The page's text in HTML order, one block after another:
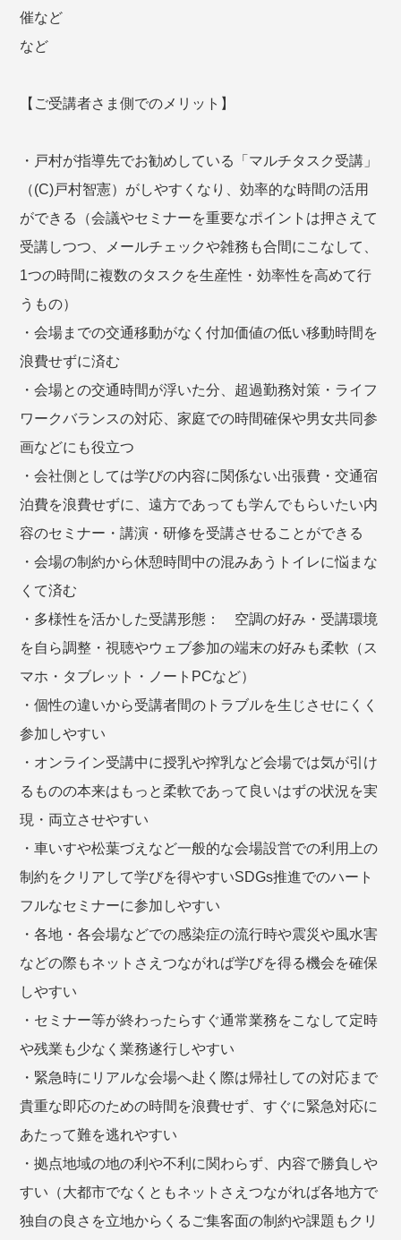
催など
など
【ご受講者さま側でのメリット】
・戸村が指導先でお勧めしている「マルチタスク受講」
（(C)戸村智憲）がしやすくなり、効率的な時間の活用
ができる（会議やセミナーを重要なポイントは押さえて
受講しつつ、メールチェックや雑務も合間にこなして、
1つの時間に複数のタスクを生産性・効率性を高めて行
うもの）
・会場までの交通移動がなく付加価値の低い移動時間を
浪費せずに済む
・会場との交通時間が浮いた分、超過勤務対策・ライフ
ワークバランスの対応、家庭での時間確保や男女共同参
画などにも役立つ
・会社側としては学びの内容に関係ない出張費・交通宿
泊費を浪費せずに、遠方であっても学んでもらいたい内
容のセミナー・講演・研修を受講させることができる
・会場の制約から休憩時間中の混みあうトイレに悩まな
くて済む
・多様性を活かした受講形態： 空調の好み・受講環境
を自ら調整・視聴やウェブ参加の端末の好みも柔軟（ス
マホ・タブレット・ノートPCなど）
・個性の違いから受講者間のトラブルを生じさせにくく
参加しやすい
・オンライン受講中に授乳や搾乳など会場では気が引け
るものの本来はもっと柔軟であって良いはずの状況を実
現・両立させやすい
・車いすや松葉づえなど一般的な会場設営での利用上の
制約をクリアして学びを得やすいSDGs推進でのハート
フルなセミナーに参加しやすい
・各地・各会場などでの感染症の流行時や震災や風水害
などの際もネットさえつながれば学びを得る機会を確保
しやすい
・セミナー等が終わったらすぐ通常業務をこなして定時
や残業も少なく業務遂行しやすい
・緊急時にリアルな会場へ赴く際は帰社しての対応まで
貴重な即応のための時間を浪費せず、すぐに緊急対応に
あたって難を逃れやすい
・拠点地域の地の利や不利に関わらず、内容で勝負しや
すい（大都市でなくともネットさえつながれば各地方で
独自の良さを立地からくるご集客面の制約や課題もクリ